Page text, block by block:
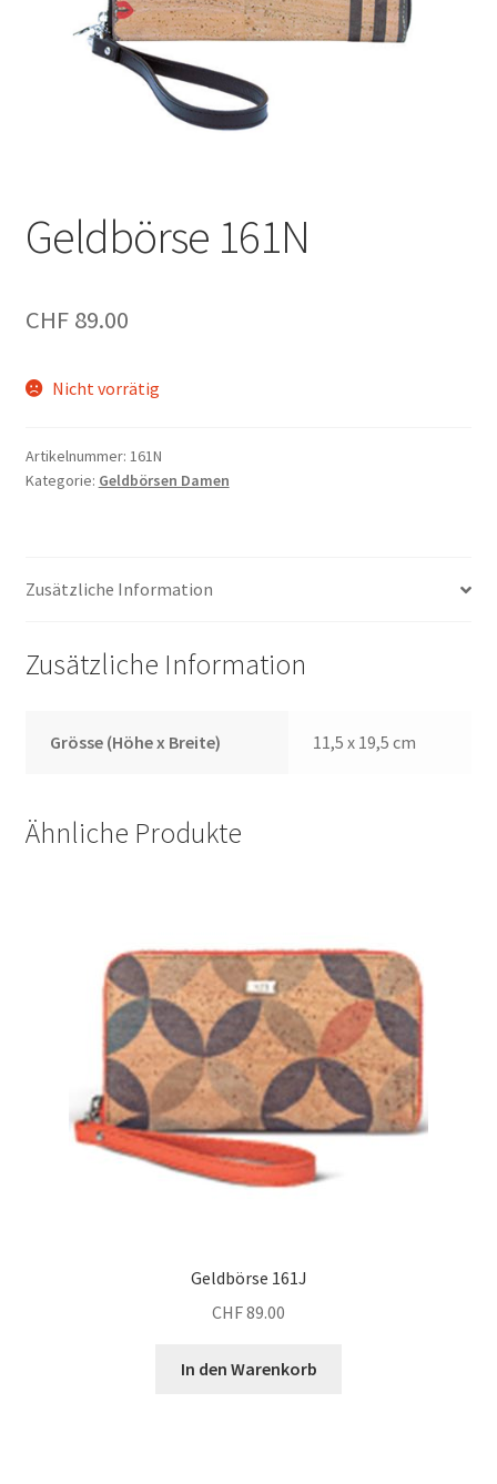
Geldbörse 161N
CHF89.00
Nicht vorrätig
Artikelnummer: 161N
Kategorie: Geldbörsen Damen
Zusätzliche Information
Zusätzliche Information
Grösse (Höhe x Breite) 11,5 x 19,5 cm
Ähnliche Produkte
Geldbörse 161J
CHF89.00
In den Warenkorb